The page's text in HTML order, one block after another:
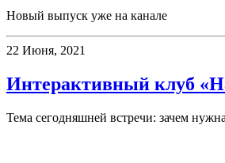
Новый выпуск уже на канале
22 Июня, 2021
Интерактивный клуб
Тема сегодняшней встречи: зачем